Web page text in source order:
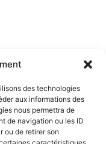
des technologies
aux informations des
nous permettra de
de navigation ou les ID
ou de retirer son